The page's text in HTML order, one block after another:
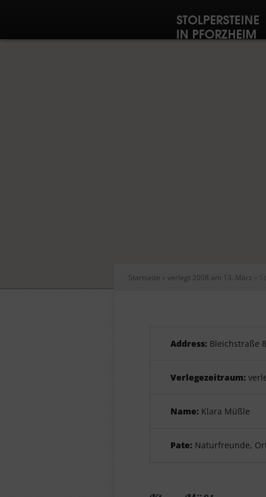
Startseite » verlegt 2008 am 13. März »
Address: Bleichstraße
Verlegezeitraum:
Name: Klara Müßle
Pate: Naturfreunde,